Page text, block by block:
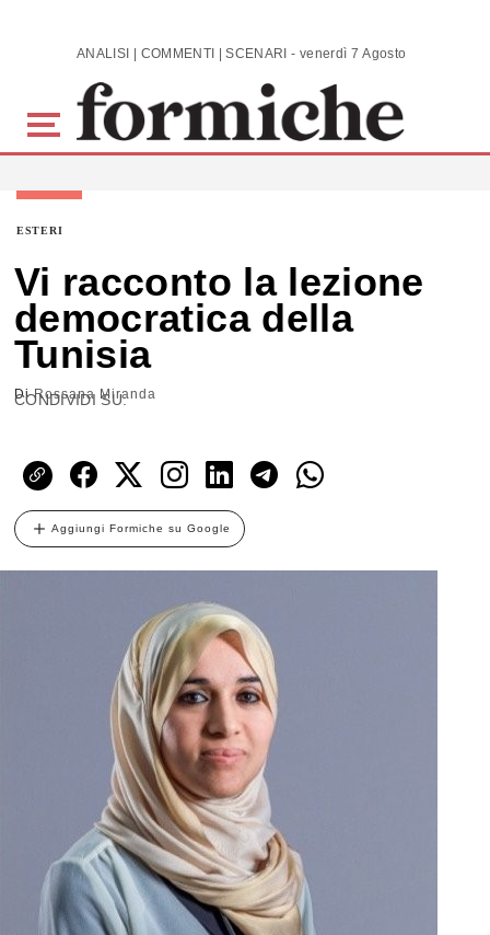
Skip to main content ANALISI | COMMENTI | SCENARI - venerdì 7 Agosto 2026
ESTERI
Vi racconto la lezione
democratica della
Tunisia
DiRossana Miranda
CONDIVIDI SU:
Aggiungi Formiche su Google